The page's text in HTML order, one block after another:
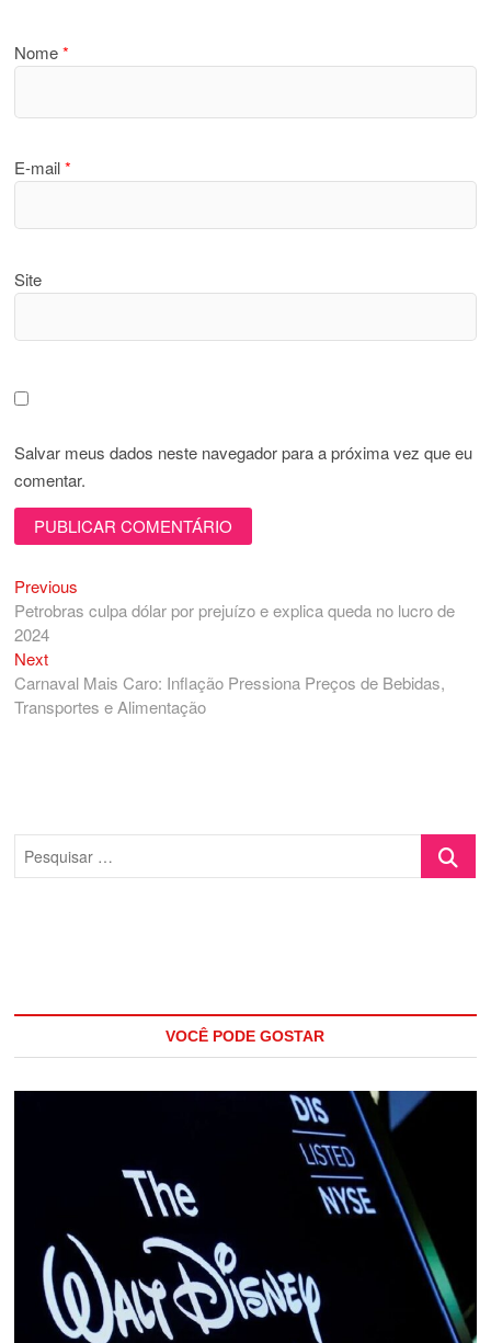
Nome*
E-mail*
Site
Salvar meus dados neste navegador para a próxima vez que eu
comentar.
Navegação
de
Post
Previous
post:
Petrobras culpa dólar por prejuízo e explica queda no lucro de
2024
NextNext
post:
Carnaval Mais Caro: Inflação Pressiona Preços de Bebidas,
Transportes e Alimentação
VOCÊ PODE GOSTAR